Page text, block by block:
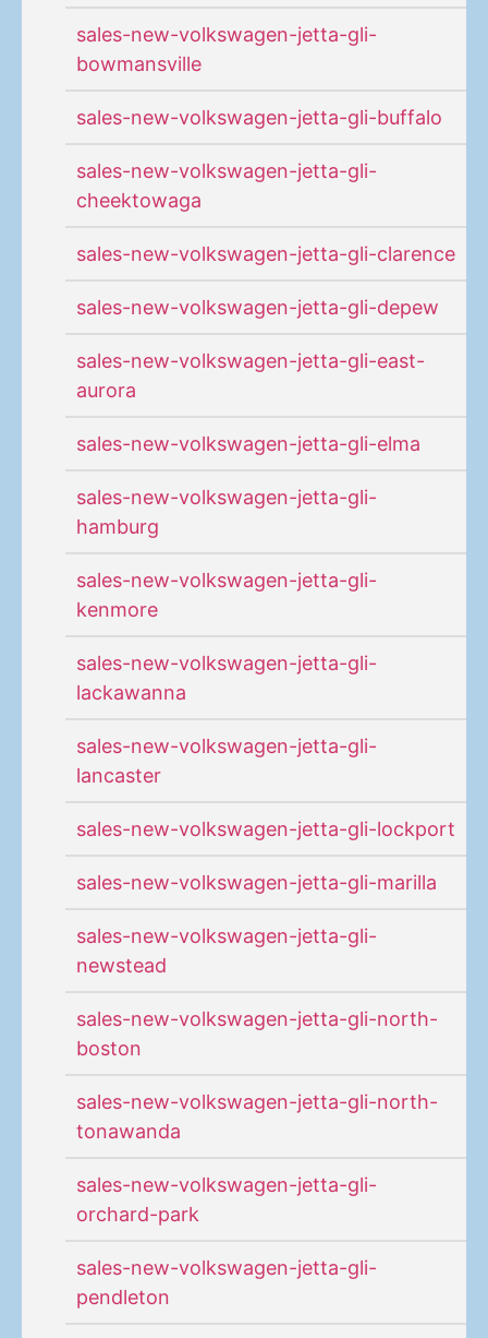
sales-new-volkswagen-jetta-gli-
bowmansville
sales-new-volkswagen-jetta-gli-buffalo
sales-new-volkswagen-jetta-gli-
cheektowaga
sales-new-volkswagen-jetta-gli-clarence
sales-new-volkswagen-jetta-gli-depew
sales-new-volkswagen-jetta-gli-east-
aurora
sales-new-volkswagen-jetta-gli-elma
sales-new-volkswagen-jetta-gli-
hamburg
sales-new-volkswagen-jetta-gli-
kenmore
sales-new-volkswagen-jetta-gli-
lackawanna
sales-new-volkswagen-jetta-gli-
lancaster
sales-new-volkswagen-jetta-gli-lockport
sales-new-volkswagen-jetta-gli-marilla
sales-new-volkswagen-jetta-gli-
newstead
sales-new-volkswagen-jetta-gli-north-
boston
sales-new-volkswagen-jetta-gli-north-
tonawanda
sales-new-volkswagen-jetta-gli-
orchard-park
sales-new-volkswagen-jetta-gli-
pendleton